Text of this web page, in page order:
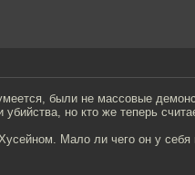
были не массовые
но кто же теперь
Мало ли чего он у себя